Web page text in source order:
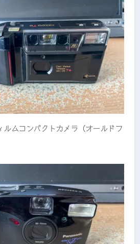
ムコンパクトカメラ（オールドフ